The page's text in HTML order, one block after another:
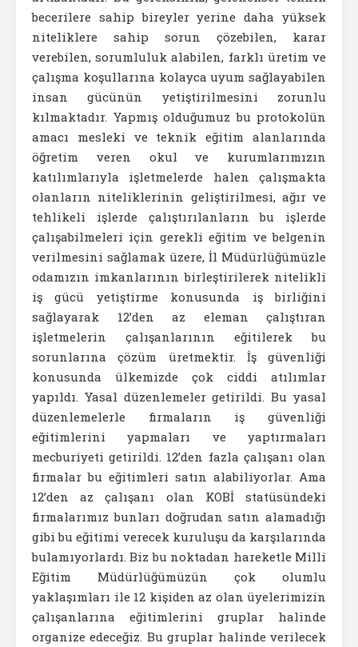
becerilere sahip bireyler yerine daha yüksek
niteliklere sahip sorun çözebilen, karar
verebilen, sorumluluk alabilen, farklı üretim ve
çalışma koşullarına kolayca uyum sağlayabilen
insan gücünün yetiştirilmesini zorunlu
kılmaktadır. Yapmış olduğumuz bu protokolün
amacı mesleki ve teknik eğitim alanlarında
öğretim veren okul ve kurumlarımızın
katılımlarıyla işletmelerde halen çalışmakta
olanların niteliklerinin geliştirilmesi, ağır ve
tehlikeli işlerde çalıştırılanların bu işlerde
çalışabilmeleri için gerekli eğitim ve belgenin
verilmesini sağlamak üzere, İl Müdürlüğümüzle
odamızın imkanlarının birleştirilerek nitelikli
iş gücü yetiştirme konusunda iş birliğini
sağlayarak 12’den az eleman çalıştıran
işletmelerin çalışanlarının eğitilerek bu
sorunlarına çözüm üretmektir. İş güvenliği
konusunda ülkemizde çok ciddi atılımlar
yapıldı. Yasal düzenlemeler getirildi. Bu yasal
düzenlemelerle firmaların iş güvenliği
eğitimlerini yapmaları ve yaptırmaları
mecburiyeti getirildi. 12’den fazla çalışanı olan
firmalar bu eğitimleri satın alabiliyorlar. Ama
12’den az çalışanı olan KOBİ statüsündeki
firmalarımız bunları doğrudan satın alamadığı
gibi bu eğitimi verecek kuruluşu da karşılarında
bulamıyorlardı. Biz bu noktadan hareketle Milli
Eğitim Müdürlüğümüzün çok olumlu
yaklaşımları ile 12 kişiden az olan üyelerimizin
çalışanlarına eğitimlerini gruplar halinde
organize edeceğiz. Bu gruplar halinde verilecek